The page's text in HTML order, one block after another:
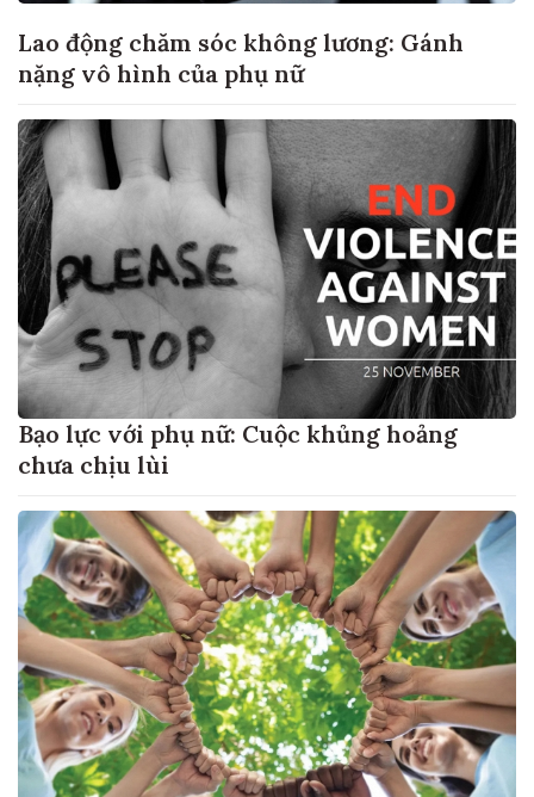
Lao động chăm sóc không lương: Gánh
nặng vô hình của phụ nữ
Bạo lực với phụ nữ: Cuộc khủng hoảng
chưa chịu lùi